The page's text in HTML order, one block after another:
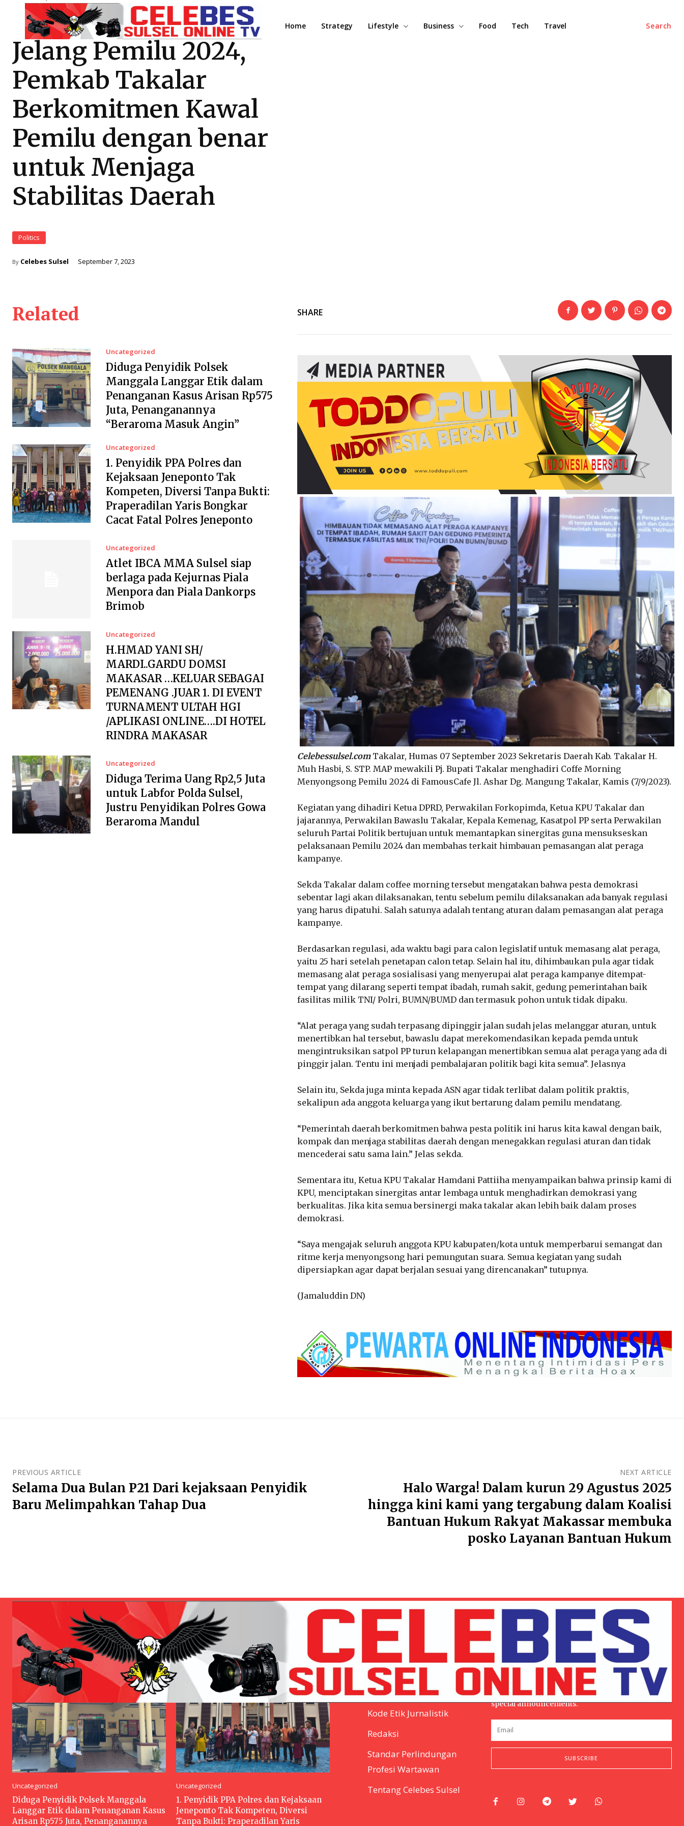
Search
Home Strategy Lifestyle Business Food Tech Travel
Jelang Pemilu 2024,
Pemkab Takalar
Berkomitmen Kawal
Pemilu dengan benar
untuk Menjaga
Stabilitas Daerah
Politics
By Celebes Sulsel September 7, 2023
Related
Uncategorized
Diduga Penyidik Polsek
Manggala Langgar Etik dalam
Penanganan Kasus Arisan Rp575
Juta, Penanganannya
“Beraroma Masuk Angin”
Uncategorized
1. Penyidik PPA Polres dan
Kejaksaan Jeneponto Tak
Kompeten, Diversi Tanpa Bukti:
Praperadilan Yaris Bongkar
Cacat Fatal Polres Jeneponto
Uncategorized
Atlet IBCA MMA Sulsel siap
berlaga pada Kejurnas Piala
Menpora dan Piala Dankorps
Brimob
Uncategorized
H.HMAD YANI SH/
MARDI..GARDU DOMSI
MAKASAR …KELUAR SEBAGAI
PEMENANG .JUAR 1. DI EVENT
TURNAMENT ULTAH HGI
/APLIKASI ONLINE….DI HOTEL
RINDRA MAKASAR
Uncategorized
Diduga Terima Uang Rp2,5 Juta
untuk Labfor Polda Sulsel,
Justru Penyidikan Polres Gowa
Beraroma Mandul
SHARE
Celebessulsel.comTakalar, Humas 07 September 2023 Sekretaris Daerah Kab. Takalar H.
Muh Hasbi, S. STP. MAP mewakili Pj. Bupati Takalar menghadiri Coffe Morning
Menyongsong Pemilu 2024 di FamousCafe Jl. Ashar Dg. Mangung Takalar, Kamis (7/9/2023).
Kegiatan yang dihadiri Ketua DPRD, Perwakilan Forkopimda, Ketua KPU Takalar dan
jajarannya, Perwakilan Bawaslu Takalar, Kepala Kemenag, Kasatpol PP serta Perwakilan
seluruh Partai Politik bertujuan untuk memantapkan sinergitas guna mensukseskan
pelaksanaan Pemilu 2024 dan membahas terkait himbauan pemasangan alat peraga
kampanye.
Sekda Takalar dalam coffee morning tersebut mengatakan bahwa pesta demokrasi
sebentar lagi akan dilaksanakan, tentu sebelum pemilu dilaksanakan ada banyak regulasi
yang harus dipatuhi. Salah satunya adalah tentang aturan dalam pemasangan alat peraga
kampanye.
Berdasarkan regulasi, ada waktu bagi para calon legislatif untuk memasang alat peraga,
yaitu 25 hari setelah penetapan calon tetap. Selain hal itu, dihimbaukan pula agar tidak
memasang alat peraga sosialisasi yang menyerupai alat peraga kampanye ditempat-
tempat yang dilarang seperti tempat ibadah, rumah sakit, gedung pemerintahan baik
fasilitas milik TNI/ Polri, BUMN/BUMD dan termasuk pohon untuk tidak dipaku.
“Alat peraga yang sudah terpasang dipinggir jalan sudah jelas melanggar aturan, untuk
menertibkan hal tersebut, bawaslu dapat merekomendasikan kepada pemda untuk
mengintruksikan satpol PP turun kelapangan menertibkan semua alat peraga yang ada di
pinggir jalan. Tentu ini menjadi pembalajaran politik bagi kita semua”. Jelasnya
Selain itu, Sekda juga minta kepada ASN agar tidak terlibat dalam politik praktis,
sekalipun ada anggota keluarga yang ikut bertarung dalam pemilu mendatang.
“Pemerintah daerah berkomitmen bahwa pesta politik ini harus kita kawal dengan baik,
kompak dan menjaga stabilitas daerah dengan menegakkan regulasi aturan dan tidak
mencederai satu sama lain.” Jelas sekda.
Sementara itu, Ketua KPU Takalar Hamdani Pattiiha menyampaikan bahwa prinsip kami di
KPU, menciptakan sinergitas antar lembaga untuk menghadirkan demokrasi yang
berkualitas. Jika kita semua bersinergi maka takalar akan lebih baik dalam proses
demokrasi.
“Saya mengajak seluruh anggota KPU kabupaten/kota untuk memperbarui semangat dan
ritme kerja menyongsong hari pemungutan suara. Semua kegiatan yang sudah
dipersiapkan agar dapat berjalan sesuai yang direncanakan” tutupnya.
(Jamaluddin DN)
PREVIOUS ARTICLE
Selama Dua Bulan P21 Dari kejaksaan Penyidik
Baru Melimpahkan Tahap Dua
NEXT ARTICLE
Halo Warga! Dalam kurun 29 Agustus 2025
hingga kini kami yang tergabung dalam Koalisi
Bantuan Hukum Rakyat Makassar membuka
posko Layanan Bantuan Hukum
Uncategorized
Diduga Penyidik Polsek Manggala
Langgar Etik dalam Penanganan Kasus
Arisan Rp575 Juta, Penanganannya
Uncategorized
1. Penyidik PPA Polres dan Kejaksaan
Jeneponto Tak Kompeten, Diversi
Tanpa Bukti: Praperadilan Yaris
Privacy Policy
Pedoman Media Siber
Kode Etik Jurnalistik
Redaksi
Standar Perlindungan
Profesi Wartawan
Tentang Celebes Sulsel
Subscribe to our stories
To be updated with all the latest news, offers and
special announcements.
SUBSCRIBE